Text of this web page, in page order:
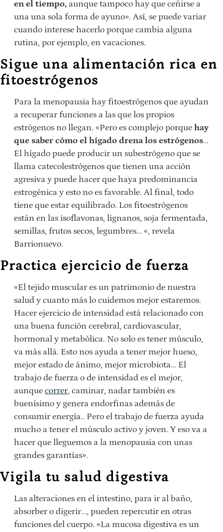
en el tiempo, aunque tampoco hay que ceñirse a
una una sola forma de ayuno». Así, se puede variar
cuando interese hacerlo porque cambia alguna
rutina, por ejemplo, en vacaciones.
Sigue una alimentación rica en
fitoestrógenos
Para la menopausia hay fitoestrógenos que ayudan
a recuperar funciones a las que los propios
estrógenos no llegan. «Pero es complejo porque hay
que saber cómo el hígado drena los estrógenos…
El hígado puede producir un subestrógeno que se
llama catecolestrógenos que tienen una acción
agresiva y puede hacer que haya predominancia
estrogénica y esto no es favorable. Al final, todo
tiene que estar equilibrado. Los fitoestrógenos
están en las isoflavonas, lignanos, soja fermentada,
semillas, frutos secos, legumbres… «, revela
Barrionuevo.
Practica ejercicio de fuerza
«El tejido muscular es un patrimonio de nuestra
salud y cuanto más lo cuidemos mejor estaremos.
Hacer ejercicio de intensidad está relacionado con
una buena función cerebral, cardiovascular,
hormonal y metabólica. No solo es tener músculo,
va más allá. Esto nos ayuda a tener mejor hueso,
mejor estado de ánimo, mejor microbiota… El
trabajo de fuerza o de intensidad es el mejor,
aunque correr, caminar, nadar también es
buenísimo y genera endorfinas además de
consumir energía.. Pero el trabajo de fuerza ayuda
mucho a tener el músculo activo y joven. Y eso va a
hacer que lleguemos a la menopausia con unas
grandes garantías».
Vigila tu salud digestiva
Las alteraciones en el intestino, para ir al baño,
absorber o digerir…, pueden repercutir en otras
funciones del cuerpo. «La mucosa digestiva es un